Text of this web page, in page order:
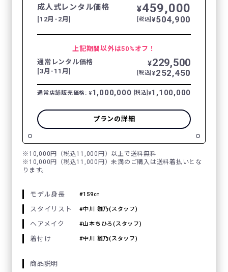
成人式レンタル価格
[12月-2月]
¥459,000
[税込] ¥504,900
上記期間以外は50%オフ！
通常レンタル価格
[3月-11月]
¥229,500
[税込] ¥252,450
通常店舗販売価格: ¥1,000,000 [税込] ¥1,100,000
プランの詳細
※10,000円（税込11,000円）以上で送料無料
※10,000円（税込11,000円）未満のご購入は送料着払いとな
ります。
モデル身長 159㎝
スタイリスト 中川 雛乃(スタッフ)
ヘアメイク 山本ちひろ(スタッフ)
着付け 中川 雛乃(スタッフ)
商品説明